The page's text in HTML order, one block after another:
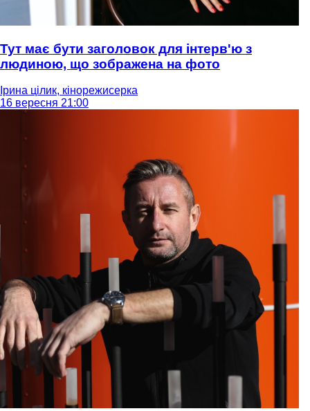
Тут має бути заголовок для інтерв'ю з
людиною, що зображена на фото
Ірина цілик, кінорежисерка
16 вересня 21:00